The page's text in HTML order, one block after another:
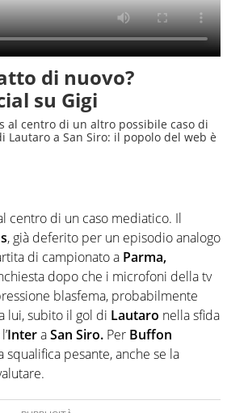
di nuovo?
su Gigi
al centro di un altro possibile caso di
Lautaro a San Siro: il popolo del web è
centro di un caso mediatico. Il
, già deferito per un episodio analogo
di campionato a Parma,
dopo che i microfoni della tv
blasfema, probabilmente
lui, subito il gol di Lautaro nella sfida
InteraSan Siro. Per Buffon
pesante, anche se la